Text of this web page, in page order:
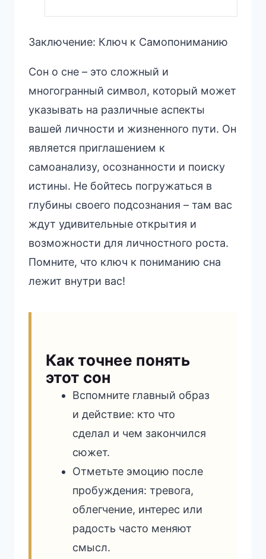
Заключение: Ключ к Самопониманию
Сон о сне – это сложный и
многогранный символ, который может
указывать на различные аспекты
вашей личности и жизненного пути. Он
является приглашением к
самоанализу, осознанности и поиску
истины. Не бойтесь погружаться в
глубины своего подсознания – там вас
ждут удивительные открытия и
возможности для личностного роста.
Помните, что ключ к пониманию сна
лежит внутри вас!
Как точнее понять
этот сон
Вспомните главный образ
и действие: кто что
сделал и чем закончился
сюжет.
Отметьте эмоцию после
пробуждения: тревога,
облегчение, интерес или
радость часто меняют
смысл.